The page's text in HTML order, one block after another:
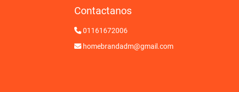
Contactanos
01161672006
homebrandadm@gmail.com